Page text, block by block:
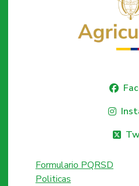
Formulario PQRSD
Politicas